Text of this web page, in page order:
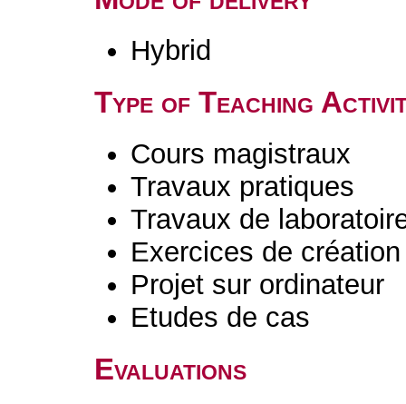
Hybrid
Type of Teaching
Cours magistraux
Travaux pratiques
Travaux de
Exercices de
Projet sur ordinateur
Etudes de cas
Evaluations